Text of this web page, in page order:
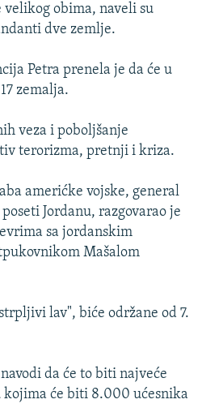
velikog obima, naveli su
dve zemlje.
Petra prenela je da će u
zemalja.
veza i poboljšanje
terorizma, pretnji i kriza.
amerićke vojske, general
Jordanu, razgovarao je
sa jordanskim
Mašalom
lav", biće održane od 7.
da će to biti najveće
kojima će biti 8.000 ućesnika